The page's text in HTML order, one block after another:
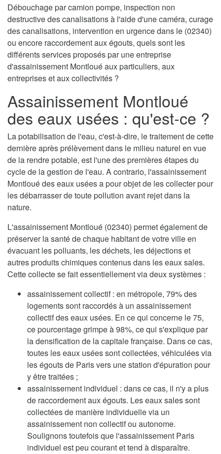
Débouchage par camion pompe, inspection non
destructive des canalisations à l'aide d'une caméra, curage
des canalisations, intervention en urgence dans le (02340)
ou encore raccordement aux égouts, quels sont les
différents services proposés par une entreprise
d'assainissement Montloué aux particuliers, aux
entreprises et aux collectivités ?
Assainissement Montloué
des eaux usées : qu'est-ce ?
La potabilisation de l'eau, c'est-à-dire, le traitement de cette
dernière après prélèvement dans le milieu naturel en vue
de la rendre potable, est l'une des premières étapes du
cycle de la gestion de l'eau. A contrario, l'assainissement
Montloué des eaux usées a pour objet de les collecter pour
les débarrasser de toute pollution avant rejet dans la
nature.
L'assainissement Montloué (02340) permet également de
préserver la santé de chaque habitant de votre ville en
évacuant les polluants, les déchets, les déjections et
autres produits chimiques contenus dans les eaux sales.
Cette collecte se fait essentiellement via deux systèmes :
assainissement collectif : en métropole, 79% des
logements sont raccordés à un assainissement
collectif des eaux usées. En ce qui concerne le 75,
ce pourcentage grimpe à 98%, ce qui s'explique par
la densification de la capitale française. Dans ce cas,
toutes les eaux usées sont collectées, véhiculées via
les égouts de Paris vers une station d'épuration pour
y être traitées ;
assainissement individuel : dans ce cas, il n'y a plus
de raccordement aux égouts. Les eaux sales sont
collectées de manière individuelle via un
assainissement non collectif ou autonome.
Soulignons toutefois que l'assainissement Paris
individuel est peu courant et tend à disparaître.